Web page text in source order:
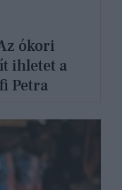
ihletet a
Petra